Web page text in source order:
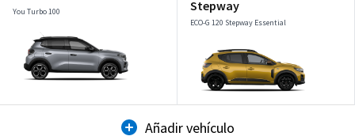
You Turbo 100
Stepway
ECO-G 120 Stepway Essential
Añadir vehículo